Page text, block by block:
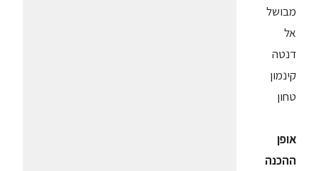
מבושל
אל
דנטה
קינמון
טחון
אופן
ההכנה